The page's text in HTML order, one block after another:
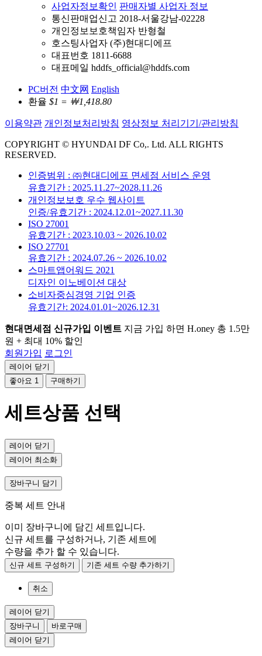
사업자정보확인 판매자별 사업자 정보
통신판매업신고 2018-서울강남-02228
개인정보보호책임자 반형철
호스팅사업자 (주)현대디에프
대표번호 1811-6688
대표메일 hddfs_official@hddfs.com
PC버전 中文网 English
환율 $1 = ￦1,418.80
이용약관 개인정보처리방침 영상정보 처리기기/관리방침
COPYRIGHT © HYUNDAI DF Co,. Ltd. ALL RIGHTS
RESERVED.
인증범위 : ㈜현대디에프 면세점 서비스 운영
유효기간 : 2025.11.27~2028.11.26
개인정보보호 우수 웹사이트
인증/유효기간 : 2024.12.01~2027.11.30
ISO 27001
유효기간 : 2023.10.03 ~ 2026.10.02
ISO 27701
유효기간 : 2024.07.26 ~ 2026.10.02
스마트앱어워드 2021
디자인 이노베이션 대상
소비자중심경영 기업 인증
유효기간: 2024.01.01~2026.12.31
현대면세점 신규가입 이벤트 지금 가입 하면 H.oney 총 1.5만
원 + 최대 10% 할인
회원가입 로그인
레이어 닫기
좋아요 1 구매하기
세트상품 선택
레이어 닫기
레이어 최소화
장바구니 담기
중복 세트 안내
이미 장바구니에 담긴 세트입니다.
신규 세트를 구성하거나, 기존 세트에
수량을 추가 할 수 있습니다.
신규 세트 구성하기 기존 세트 수량 추가하기
취소
레이어 닫기
장바구니
바로구매
레이어 닫기